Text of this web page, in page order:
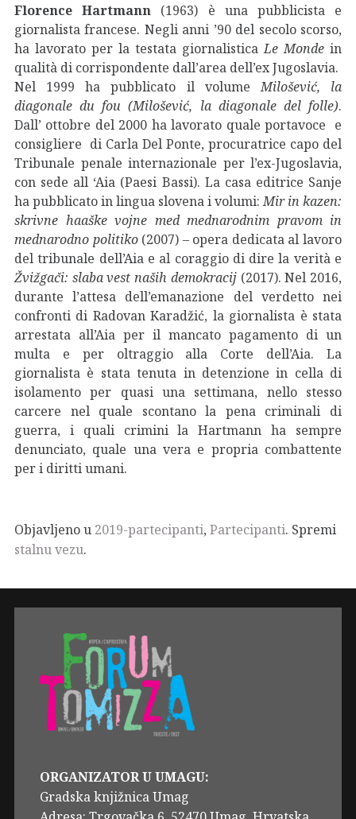
Florence Hartmann (1963) è una pubblicista e
giornalista francese. Negli anni ’90 del secolo scorso,
ha lavorato per la testata giornalisticaLe Monde in
qualità di corrispondente dall’area dell’ex Jugoslavia.
Nel 1999 ha pubblicato il volumeMilošević, la
diagonale du fou (Milošević, la diagonale del folle).
Dall’ ottobre del 2000 ha lavorato quale portavoce e
consigliere di Carla Del Ponte, procuratrice capo del
Tribunale penale internazionale per l’ex-Jugoslavia,
con sede all ‘Aia (Paesi Bassi). La casa editrice Sanje
ha pubblicato in lingua slovena i volumi:Mir in kazen:
skrivne haaške vojne med mednarodnim pravom in
mednarodno politiko(2007) – opera dedicata al lavoro
del tribunale dell’Aia e al coraggio di dire la verità e
Žvižgači: slaba vest naših demokracij(2017). Nel 2016,
durante l’attesa dell’emanazione del verdetto nei
confronti di Radovan Karadžić, la giornalista è stata
arrestata all’Aia per il mancato pagamento di un
multa e per oltraggio alla Corte dell’Aia. La
giornalista è stata tenuta in detenzione in cella di
isolamento per quasi una settimana, nello stesso
carcere nel quale scontano la pena criminali di
guerra, i quali crimini la Hartmann ha sempre
denunciato, quale una vera e propria combattente
per i diritti umani.
Objavljeno u 2019-partecipanti, Partecipanti. Spremi
stalnu vezu.
ORGANIZATOR U UMAGU:
Gradska knjižnica Umag